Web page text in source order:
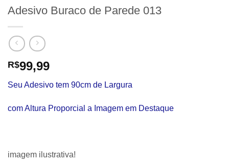
Adesivo Buraco de Parede 013
R$99,99
Seu Adesivo tem 90cm de Largura
com Altura Proporcial a Imagem em Destaque
imagem ilustrativa!